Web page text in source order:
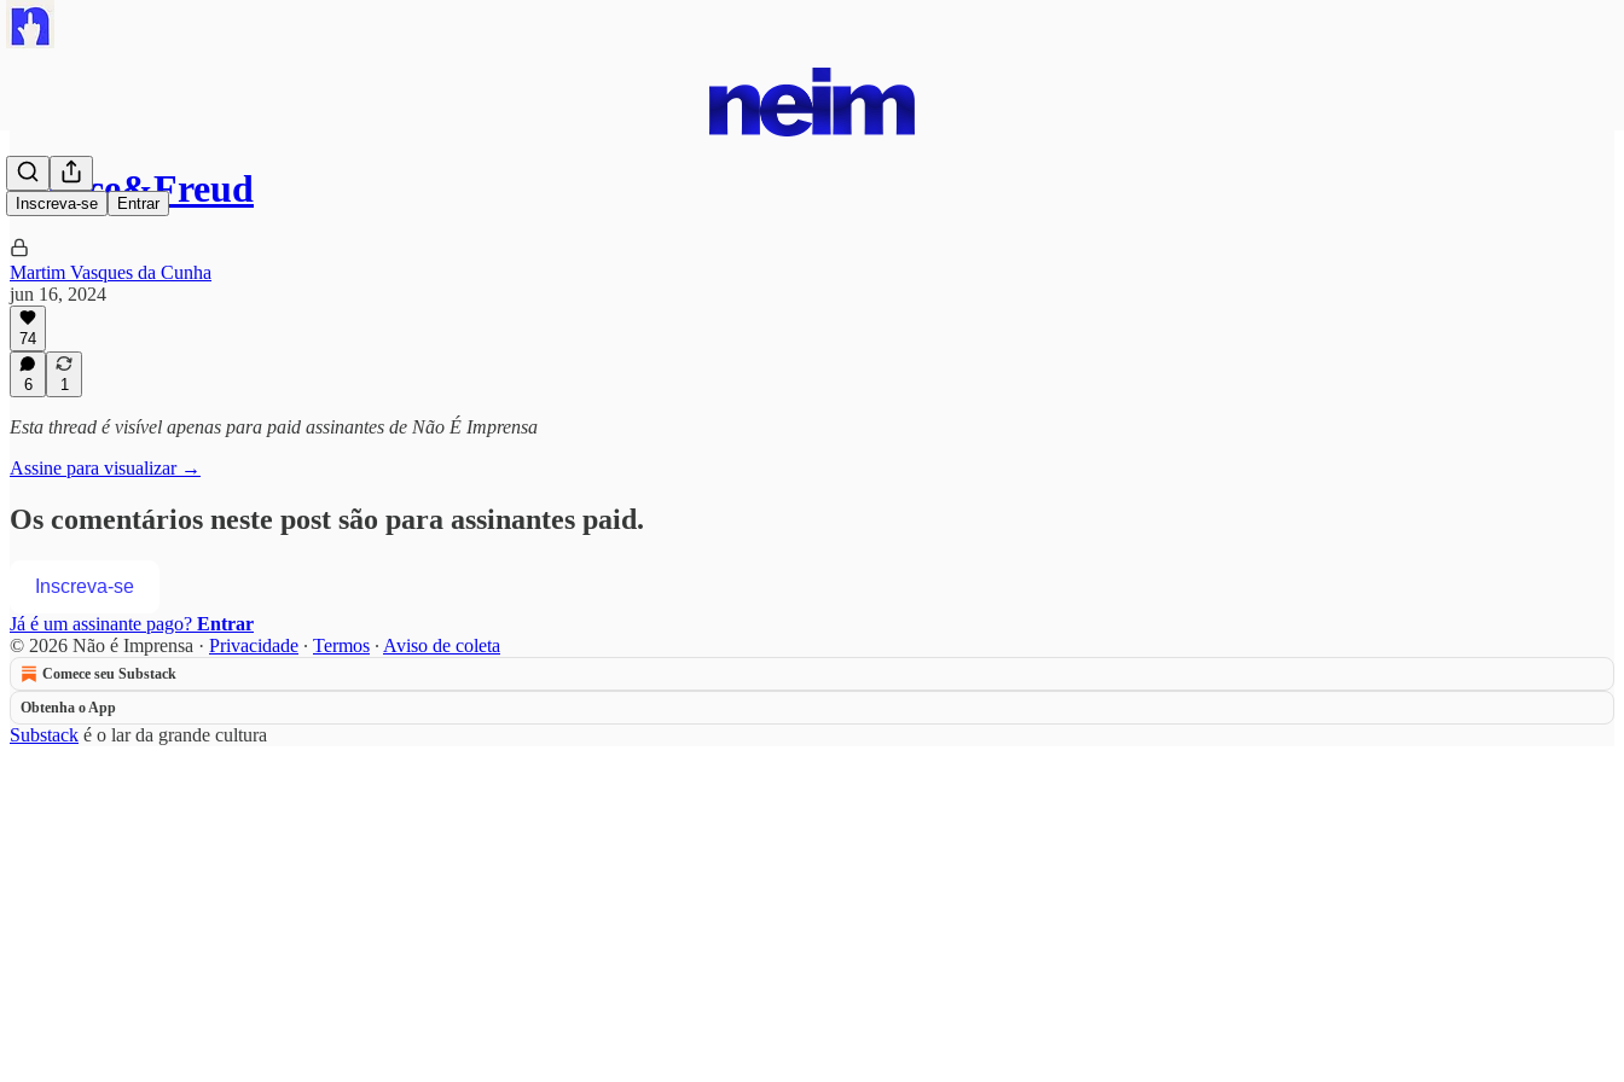
Inscreva-se Entrar
#Joyce&Freud
Martim Vasques da Cunha
jun 16, 2024
74
6 1
Esta thread é visível apenas para paid assinantes de Não É Imprensa
Assine para visualizar →
Os comentários neste post são para assinantes paid.
Inscreva-se
Já é um assinante pago? Entrar
© 2026 Não é Imprensa · Privacidade ∙ Termos ∙ Aviso de coleta
Comece seu Substack
Obtenha o App
Substack é o lar da grande cultura